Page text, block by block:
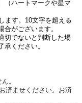
（ハートマークや星マ
ます。10文字を超える
がございます。
切でないと判断した場
承ください。
。
済ませください。お済